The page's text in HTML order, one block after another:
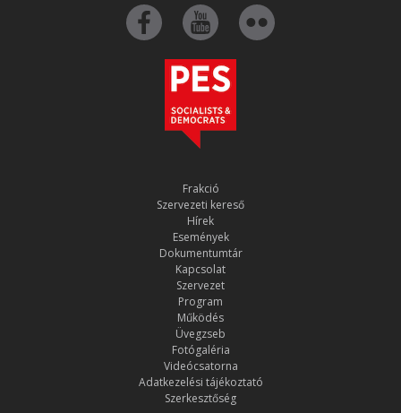
Frakció
Szervezeti kereső
Hírek
Események
Dokumentumtár
Kapcsolat
Szervezet
Program
Működés
Üvegzseb
Fotógaléria
Videócsatorna
Adatkezelési tájékoztató
Szerkesztőség